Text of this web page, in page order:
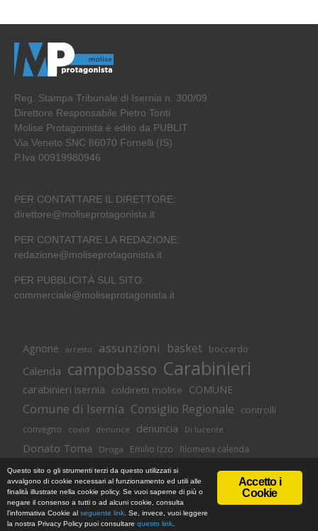
Reg. Stampa Tribunale di Isernia n. 300/09
Direttore Responsabile Pietro Tonti
Molise Protagonista è edito da PUBLIT
Via Veneto SNC 86070 Fornelli (IS)
P.Iva 00919980946
PER CONTATTARE IL DIRETTORE:
direttore@moliseprotagonista.it
PER CONTATTARE LA REDAZIONE:
redazione@moliseprotagonista.it
PER PUBBLICITÀ SUL SITO:
commerciale@moliseprotagonista.it
Agnone arresto assunzioni basket boccardo
Calenda campobasso Carabinieri
carabinieri isernia coldiretti molise COMUNE
Comune di Isernia Consiglio Regionale controlli
convegno covid denunce denuncia Di lucente
Donato Toma Droga Emilio Izzo filomena calenda
Isernia lavoro M5S magnolia molise
neuromed Occupazione polizia polizia di stato
Pozzilli presidente toma regione
© Copyright 2018 -
MoliseProtagonista | Web Agency
Novus Studios
Informativa Cookie |Privacy Policy
Accetto i
Cookie
Questo sito o gli strumenti terzi da questo utilizzati si
avvalgono di cookie necessari al funzionamento ed utili alle
finalità illustrate nella cookie policy. Se vuoi saperne di più o
negare il consenso a tutti o ad alcuni cookie, consulta
l'informativa Cookie al seguente link . Se, invece, vuoi leggere
la nostra Privacy Policy puoi consultare questo link